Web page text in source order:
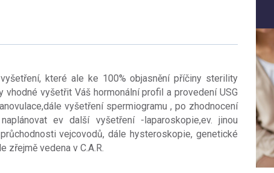
které ale ke 100% objasnění příčiny sterility
vhodné vyšetřit Váš hormonální profil a provedení USG
vyšetření spermiogramu , po zhodnocení
ev další vyšetření -laparoskopie,ev. jinou
vejcovodů, dále hysteroskopie, genetické
vedena v C.A.R.